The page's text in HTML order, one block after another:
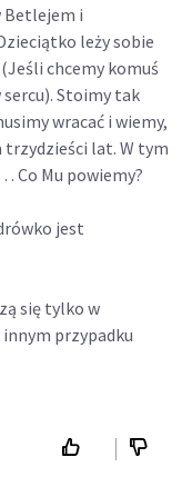
Betlejem i
leży sobie
chcemy komuś
sercu). Stoimy tak
wracać i wiemy,
trzydzieści lat. W tym
Co Mu powiemy?
jest
się tylko w
innym przypadku